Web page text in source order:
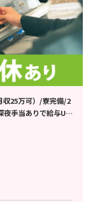
収25万可）/寮完備/2
手当ありで給与UP/